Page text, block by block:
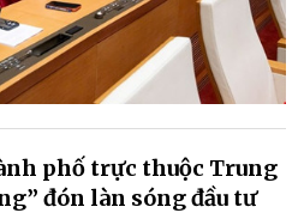
phố trực thuộc Trung
đón làn sóng đầu tư